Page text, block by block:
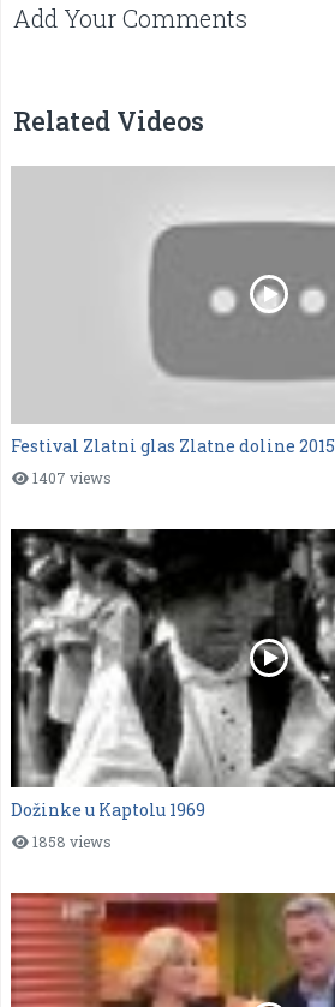
Add Your Comments
Related Videos
Festival Zlatni glas Zlatne doline 2015
1407 views
Dožinke u Kaptolu 1969
1858 views